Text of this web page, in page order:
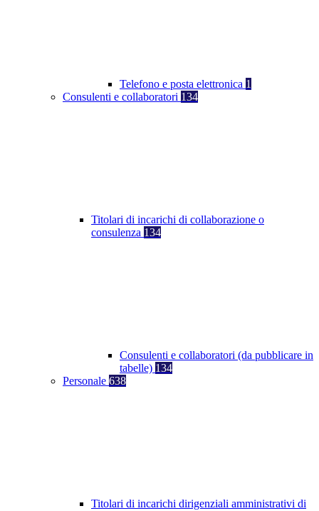
Telefono e posta elettronica 1
Consulenti e collaboratori 134
Titolari di incarichi di collaborazione o
consulenza 134
Consulenti e collaboratori (da pubblicare in
tabelle) 134
Personale 638
Titolari di incarichi dirigenziali amministrativi di